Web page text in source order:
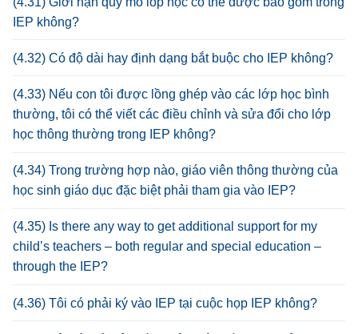
IEP không?
(4.32) Có độ dài hay định dạng bắt buộc cho IEP không?
(4.33) Nếu con tôi được lồng ghép vào các lớp học bình
thường, tôi có thể viết các điều chỉnh và sửa đổi cho lớp
học thông thường trong IEP không?
(4.34) Trong trường hợp nào, giáo viên thông thường của
học sinh giáo dục đặc biệt phải tham gia vào IEP?
(4.35) Is there any way to get additional support for my
child’s teachers – both regular and special education –
through the IEP?
(4.36) Tôi có phải ký vào IEP tại cuộc họp IEP không?